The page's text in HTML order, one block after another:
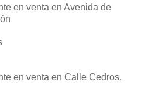
en venta en Avenida de
en venta en Calle Cedros,